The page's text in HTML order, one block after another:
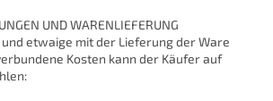
UND WARENLIEFERUNG
und etwaige mit der Lieferung der Ware
Kosten kann der Käufer auf